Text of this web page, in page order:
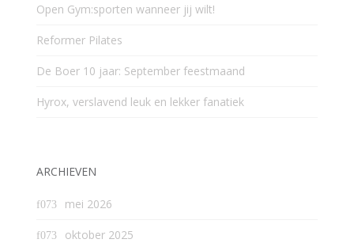
Open Gym:sporten wanneer jij wilt!
Reformer Pilates
De Boer 10 jaar: September feestmaand
Hyrox, verslavend leuk en lekker fanatiek
ARCHIEVEN
mei 2026
oktober 2025